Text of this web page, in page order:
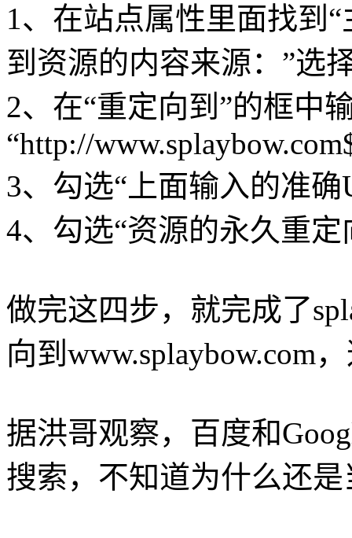
1、在站点属性里面找到
到资源的内容来源：”选
2、在“重定向到”的框中
“http://
3、勾选“上面输入的准确
4、勾选“资源的永久重定
做完这四步，就完成了
向到www.splaybow.com
据洪哥观察，百度和
搜索，不知道为什么还